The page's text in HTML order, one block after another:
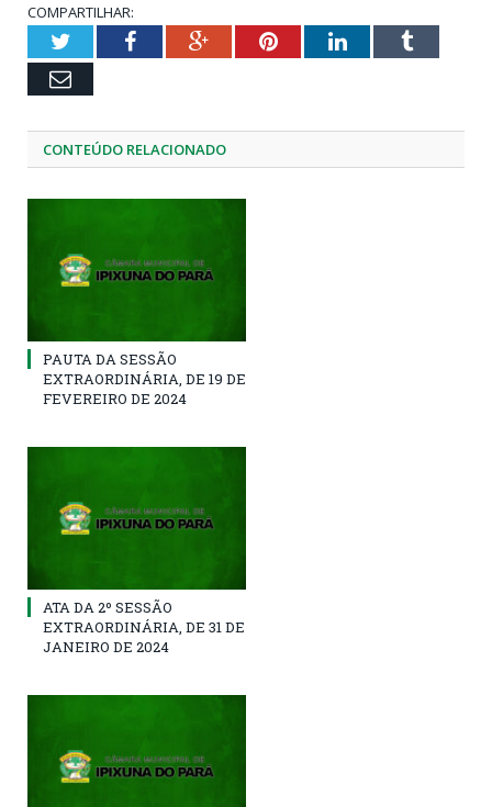
COMPARTILHAR:
TwitterFacebookGoogle+PinterestLinkedInTumblr
Email
CONTEÚDO RELACIONADO
PAUTA DA SESSÃO
EXTRAORDINÁRIA, DE 19 DE
FEVEREIRO DE 2024
ATA DA 2º SESSÃO
EXTRAORDINÁRIA, DE 31 DE
JANEIRO DE 2024